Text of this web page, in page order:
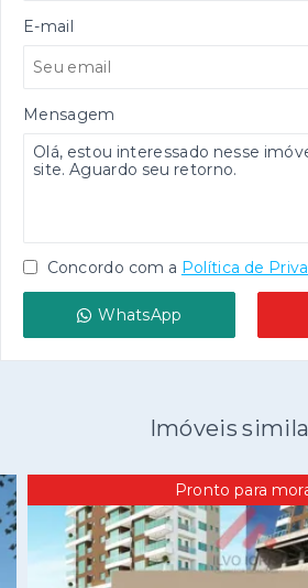
E-mail
Mensagem
Concordo com a Política de
WhatsApp
Imóveis
Pronto para